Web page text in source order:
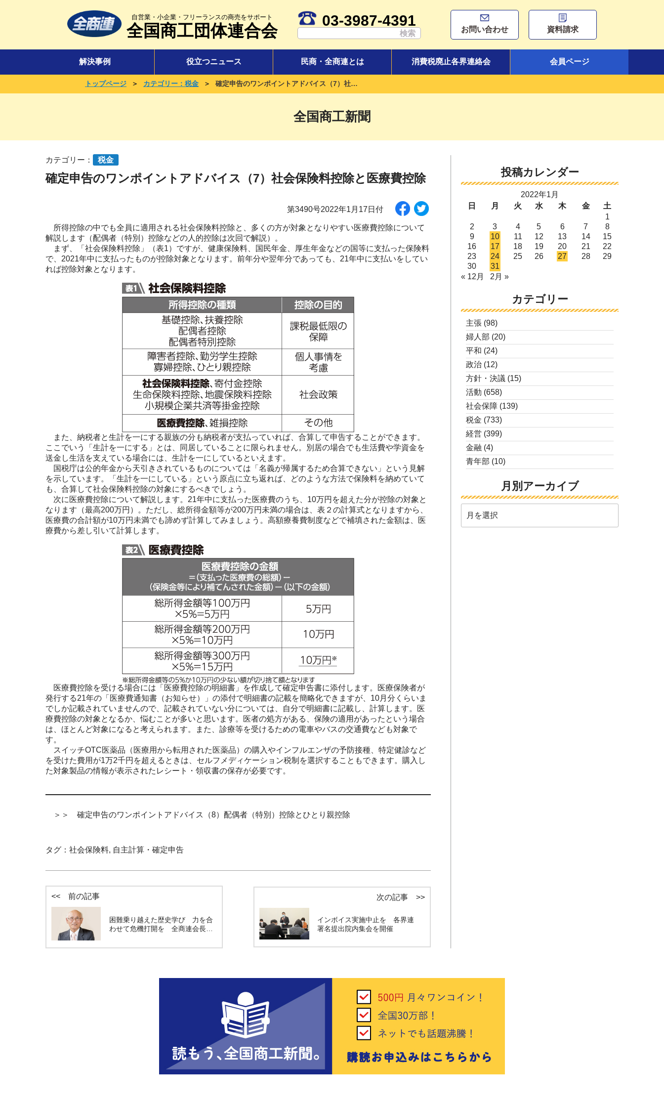
自営業・小企業・フリーランスの商売をサポート
全国商工団体連合会
03-3987-4391
お問い合わせ 資料請求
解決事例 役立つニュース 民商・全商連とは 消費税廃止各界連絡会 会員ページ
トップページ ＞ カテゴリー：税金 ＞ 確定申告のワンポイントアドバイス（7）社会保険料控除と医療費控除
全国商工新聞
カテゴリー： 税金
確定申告のワンポイントアドバイス（7）社会保険料控除と医療費控除
第3490号2022年1月17日付
所得控除の中でも全員に適用される社会保険料控除と、多くの方が対象となりやすい医療費控除について
解説します（配偶者（特別）控除などの人的控除は次回で解説）。
まず、「社会保険料控除」（表1）ですが、健康保険料、国民年金、厚生年金などの国等に支払った保険料
で、2021年中に支払ったものが控除対象となります。前年分や翌年分であっても、21年中に支払いをしてい
れば控除対象となります。
また、納税者と生計を一にする親族の分も納税者が支払っていれば、合算して申告することができます。
ここでいう「生計を一にする」とは、同居していることに限られません。別居の場合でも生活費や学資金を
送金し生活を支えている場合には、生計を一にしているといえます。
国税庁は公的年金から天引きされているものについては「名義が帰属するため合算できない」という見解
を示しています。「生計を一にしている」という原点に立ち返れば、どのような方法で保険料を納めていて
も、合算して社会保険料控除の対象にするべきでしょう。
次に医療費控除について解説します。21年中に支払った医療費のうち、10万円を超えた分が控除の対象と
なります（最高200万円）。ただし、総所得金額等が200万円未満の場合は、表２の計算式となりますから、
医療費の合計額が10万円未満でも諦めず計算してみましょう。高額療養費制度などで補填された金額は、医
療費から差し引いて計算します。
医療費控除を受ける場合には「医療費控除の明細書」を作成して確定申告書に添付します。医療保険者が
発行する21年の「医療費通知書（お知らせ）」の添付で明細書の記載を簡略化できますが、10月分くらいま
でしか記載されていませんので、記載されていない分については、自分で明細書に記載し、計算します。医
療費控除の対象となるか、悩むことが多いと思います。医者の処方がある、保険の適用があったという場合
は、ほとんど対象になると考えられます。また、診療等を受けるための電車やバスの交通費なども対象で
す。
スイッチOTC医薬品（医療用から転用された医薬品）の購入やインフルエンザの予防接種、特定健診など
を受けた費用が1万2千円を超えるときは、セルフメディケーション税制を選択することもできます。購入し
た対象製品の情報が表示されたレシート・領収書の保存が必要です。
＞＞ 確定申告のワンポイントアドバイス（8）配偶者（特別）控除とひとり親控除
タグ： 社会保険料, 自主計算・確定申告
<< 前の記事
困難乗り越えた歴史学び 力を合
わせて危機打開を 全商連会長…
次の記事 >>
インボイス実施中止を 各界連
署名提出院内集会を開催
投稿カレンダー
2022年1月
日
月 火 水 木 金
土
1
2
3 4 5 6 7
8
9
10 11 12 13 14
15
16
17 18 19 20 21
22
23
24 25 26 27 28
29
30
31
« 12月
2月 »
カテゴリー
主張 (98)
婦人部 (20)
平和 (24)
政治 (12)
方針・決議 (15)
活動 (658)
社会保障 (139)
税金 (733)
経営 (399)
金融 (4)
青年部 (10)
月別アーカイブ
別
ア